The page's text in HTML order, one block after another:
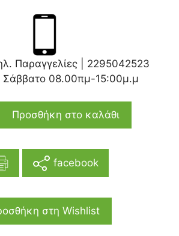
Παραγγελίες | 2295042523
Σάββατο 08.00πμ-15:00μ.μ
Προσθήκη στο καλάθι
facebook
στη Wishlist